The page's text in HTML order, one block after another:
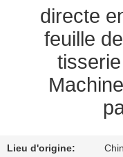
CONTRÔLE
QUALITÉ
NOUVELLES
directe
feuille
Lieu d'origine: